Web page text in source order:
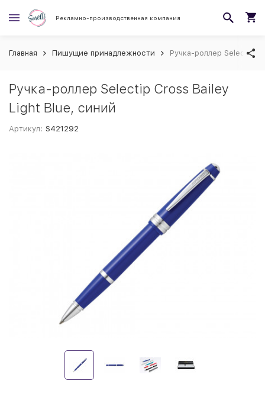
Рекламно-производственная компания
Главная Пишущие принадлежности Ручка-роллер Selectip
Ручка-роллер Selectip Cross Bailey
Light Blue, синий
Артикул: S421292